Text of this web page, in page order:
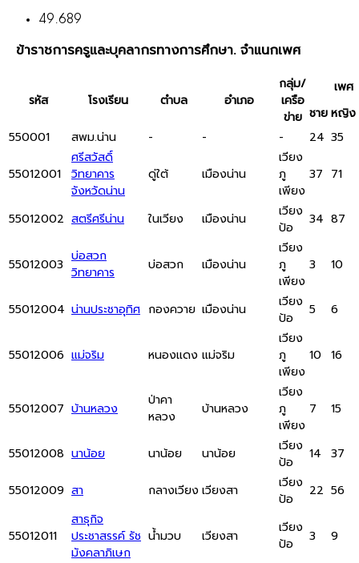
49.689
ข้าราชการครูและบุคลากรทางการศึกษา. จำแนกเพศ
รหัส โรงเรียน ตำบล อำเภอ
กลุ่ม/
เครือ
ข่าย
เพศ
ชายหญิง
550001
สพม.น่าน - - - 24 35
55012001
ศรีสวัสดิ์
วิทยาคาร
จังหวัดน่าน
ดู่ใต้ เมืองน่าน
เวียง
ภู
เพียง
37 71
55012002 สตรีศรีน่าน ในเวียง เมืองน่าน
เวียง
ป้อ
34 87
55012003
บ่อสวก
วิทยาคาร
บ่อสวก เมืองน่าน
เวียง
ภู
เพียง
3 10
55012004 น่านประชาอุทิศ กองควาย เมืองน่าน
เวียง
ป้อ
5 6
55012006 แม่จริม หนองแดง แม่จริม
เวียง
ภู
เพียง
10 16
55012007 บ้านหลวง
ป่าคา
หลวง
บ้านหลวง
เวียง
ภู
เพียง
7 15
55012008 นาน้อย นาน้อย นาน้อย
เวียง
ป้อ
14 37
55012009 สา กลางเวียง เวียงสา
เวียง
ป้อ
22 56
55012011
สาธุกิจ
ประชาสรรค์ รัช
มังคลาภิเษก
น้ำมวบ เวียงสา
เวียง
ป้อ
3 9